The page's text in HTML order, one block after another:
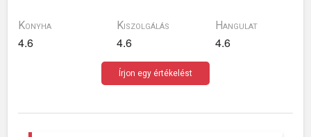
Konyha
4.6
Kiszolgálás
4.6
Hangulat
4.6
Írjon egy értékelést